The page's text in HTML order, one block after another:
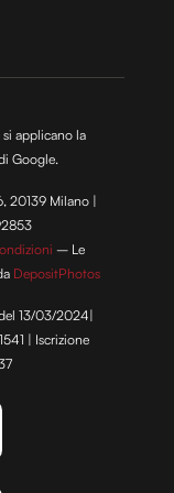
o che hanno
applicano la
Google.
20139 Milano |
– Le
DepositPhotos
13/03/2024|
| Iscrizione